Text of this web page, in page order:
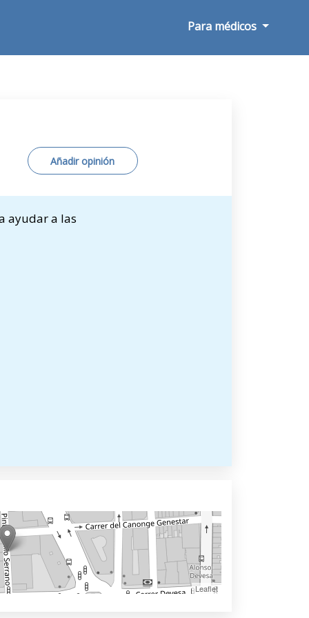
Para médicos
Añadir opinión
ayudar a las
Leaflet